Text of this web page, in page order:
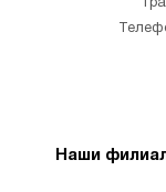
Наши